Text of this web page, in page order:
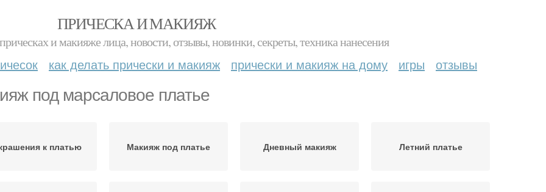
ПРИЧЕСКА И МАКИЯЖ
и макияже лица, новости, отзывы, новинки, секреты, техника нанесения
как делать прически и макияж прически и макияж на дому игры отзывы
под марсаловое платье
к платью Макияж под платье Дневный макияж Летний платье